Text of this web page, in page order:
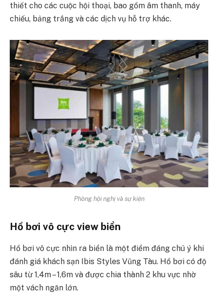
thiết cho các cuộc hội thoại, bao gồm âm thanh, máy
chiếu, bảng trắng và các dịch vụ hỗ trợ khác.
Phòng hội nghị và sự kiện
Hồ bơi vô cực view biển
Hồ bơi vô cực nhìn ra biển là một điểm đáng chú ý khi
đánh giá khách sạn Ibis Styles Vũng Tàu. Hồ bơi có độ
sâu từ 1,4m – 1,6m và được chia thành 2 khu vực nhờ
một vách ngăn lớn.